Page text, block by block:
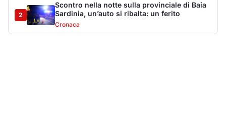
2
Scontro nella notte sulla provinciale di Baia
Sardinia, un’auto si ribalta: un ferito
Cronaca